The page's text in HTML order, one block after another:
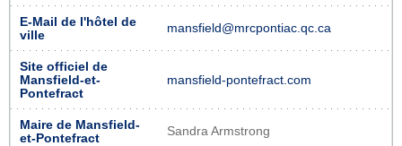
E-Mail de l'hôtel de
ville
mansfield@mrcpontiac.qc.ca
Site officiel de
Mansfield-et-
Pontefract
mansfield-pontefract.com
Maire de Mansfield-
et-Pontefract
Sandra Armstrong